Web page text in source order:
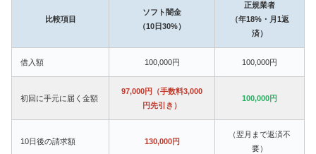
比較項目
ソフト闇金
（10日30%）
正規業者
（年18%・月1返
済）
借入額 100,000円 100,000円
初回に手元に届く金額
97,000円（手数料3,000
円先引き）
100,000円
10日後の請求額 130,000円
（翌月まで返済不
要）